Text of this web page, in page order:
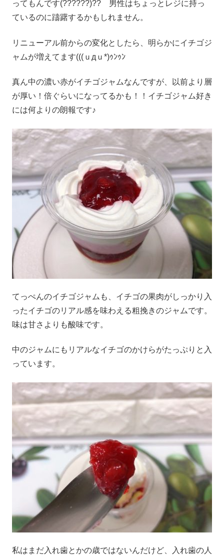
ってもんです(??????)?? 男性はちょっとレジに持っ
ているのに躊躇するかもしれません。
リニューアル前からの変化としたら、明らかにイチゴジ
ャムが増えてます(((ｕдｕ*)ｩﾝｩﾝ
真ん中の濃い赤がイチゴジャムなんですが、以前より層
が厚い！倍ぐらいになってるかも！！イチゴジャム好き
には何よりの朗報です♪
てっぺんのイチゴジャムも、イチゴの果肉がしっかり入
ったイチゴのリアル感を味わえる粗挽きのジャムです。
味は甘さよりも酸味です。
中のジャムにもリアルなイチゴのかけらがたっぷりと入
っています。
私はまだ入れ歯とかの歳ではないんだけど、入れ歯の人